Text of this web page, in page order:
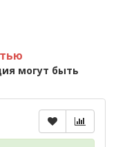
могут быть
зависимости от
Во